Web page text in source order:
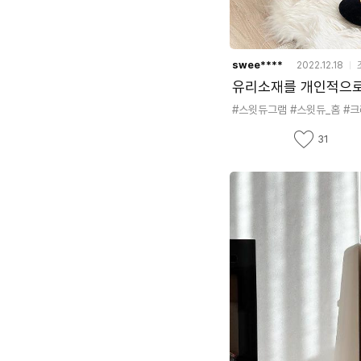
swee**** 2022.12.18
#스윗듀그램 #스윗듀_홈 #크
좋
31